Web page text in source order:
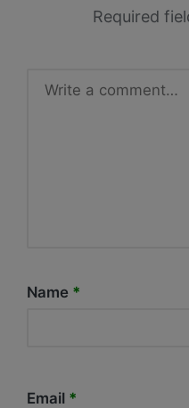
Required
Name *
Email *